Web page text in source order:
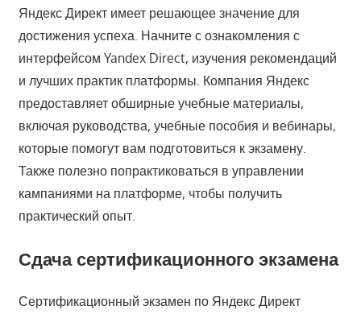
Яндекс Директ имеет решающее значение для
достижения успеха. Начните с ознакомления с
интерфейсом Yandex Direct, изучения рекомендаций
и лучших практик платформы. Компания Яндекс
предоставляет обширные учебные материалы,
включая руководства, учебные пособия и вебинары,
которые помогут вам подготовиться к экзамену.
Также полезно попрактиковаться в управлении
кампаниями на платформе, чтобы получить
практический опыт.
Сдача сертификационного экзамена
Сертификационный экзамен по Яндекс Директ